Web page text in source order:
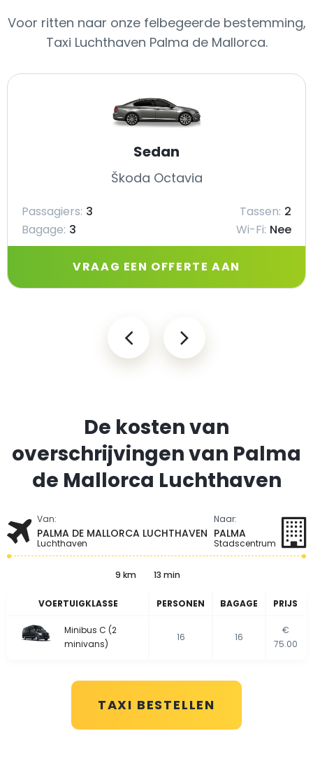
Voor ritten naar onze felbegeerde bestemming,
Taxi Luchthaven Palma de Mallorca.
Sedan
Škoda Octavia
Passagiers: 3 Tassen: 2
Bagage: 3 Wi-Fi: Nee
VRAAG EEN OFFERTE AAN
De kosten van
overschrijvingen van Palma
de Mallorca Luchthaven
Van:
PALMA DE MALLORCA LUCHTHAVEN
Luchthaven
Naar:
PALMA
Stadscentrum
9 km 13 min
VOERTUIGKLASSE PERSONEN BAGAGE PRIJS
Minibus C (2
minivans)
16 16
€
75.00
TAXI BESTELLEN